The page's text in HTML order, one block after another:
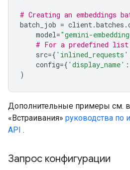
# Creating an embeddings
batch_job = client.batches .
model="gemini-
# For a predefined list
src={ 'inlined_requests'
config={ 'display_name' :
)
Дополнительные примеры см.
«Встраивания» руководства по
API .
Запрос конфигурации